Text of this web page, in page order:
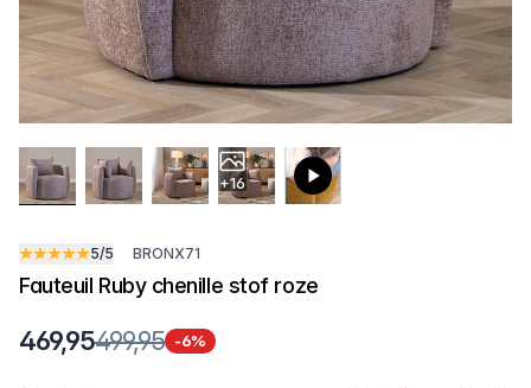
+16
5/5 BRONX71
Fauteuil Ruby chenille stof roze
469,95499,95 -6%